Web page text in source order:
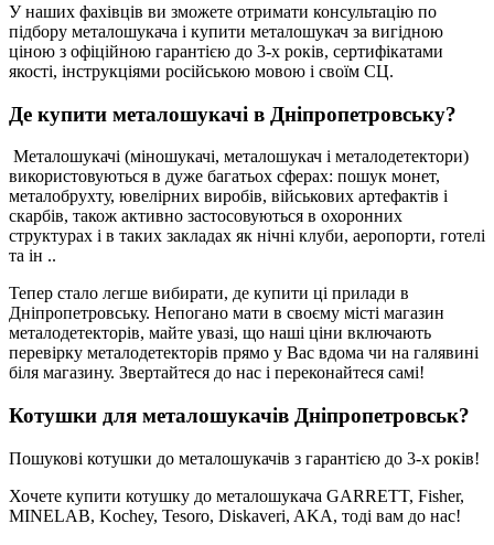
У наших фахівців ви зможете отримати консультацію по
підбору металошукача і купити металошукач за вигідною
ціною з офіційною гарантією до 3-х років, сертифікатами
якості, інструкціями російською мовою і своїм СЦ.
Де купити металошукачі в Дніпропетровську?
Металошукачі (міношукачі, металошукач і металодетектори)
використовуються в дуже багатьох сферах: пошук монет,
металобрухту, ювелірних виробів, військових артефактів і
скарбів, також активно застосовуються в охоронних
структурах і в таких закладах як нічні клуби, аеропорти, готелі
та ін ..
Тепер стало легше вибирати, де купити ці прилади в
Дніпропетровську. Непогано мати в своєму місті магазин
металодетекторів, майте увазі, що наші ціни включають
перевірку металодетекторів прямо у Вас вдома чи на галявині
біля магазину. Звертайтеся до нас і переконайтеся самі!
Котушки для металошукачів Дніпропетровськ?
Пошукові котушки до металошукачів з гарантією до 3-х років!
Хочете купити котушку до металошукача GARRETT, Fisher,
MINELAB, Kochey, Tesoro, Diskaveri, AKA, тоді вам до нас!